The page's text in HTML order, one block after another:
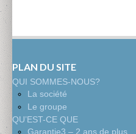
PLAN DU SITE
QUI SOMMES-NOUS?
La société
Le groupe
QU’EST-CE QUE
Garantie3 – 2 ans de plus